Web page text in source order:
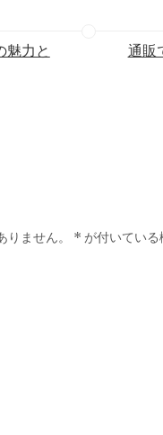
魅力と
通販
ません。 * が付いてい